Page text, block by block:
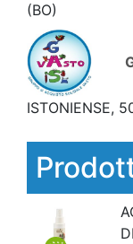
(BO)
ISTONIENSE,